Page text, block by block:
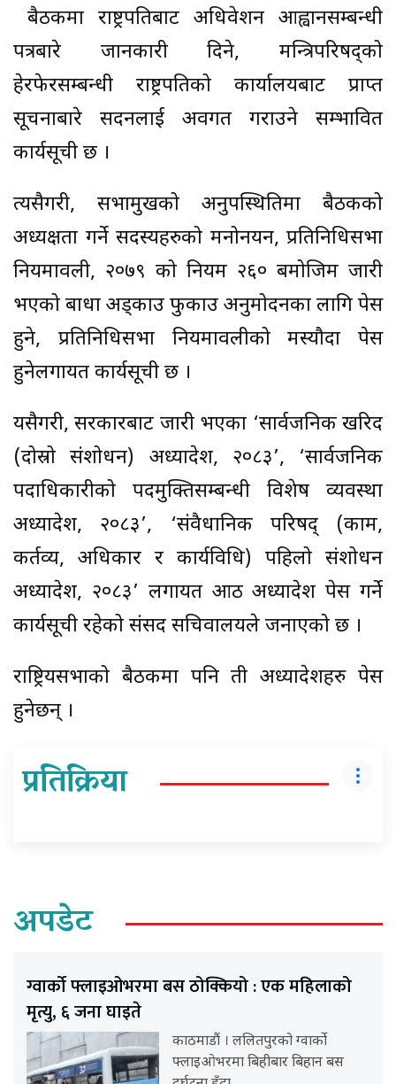
बैठकमा राष्ट्रपतिबाट अधिवेशन आह्वानसम्बन्धी
पत्रबारे जानकारी दिने, मन्त्रिपरिषद्को
हेरफेरसम्बन्धी राष्ट्रपतिको कार्यालयबाट प्राप्त
सूचनाबारे सदनलाई अवगत गराउने सम्भावित
कार्यसूची छ ।
त्यसैगरी, सभामुखको अनुपस्थितिमा बैठकको
अध्यक्षता गर्ने सदस्यहरुको मनोनयन, प्रतिनिधिसभा
नियमावली, २०७९ को नियम २६० बमोजिम जारी
भएको बाधा अड्काउ फुकाउ अनुमोदनका लागि पेस
हुने, प्रतिनिधिसभा नियमावलीको मस्यौदा पेस
हुनेलगायत कार्यसूची छ ।
यसैगरी, सरकारबाट जारी भएका ‘सार्वजनिक खरिद
(दोस्रो संशोधन) अध्यादेश, २०८३’, ‘सार्वजनिक
पदाधिकारीको पदमुक्तिसम्बन्धी विशेष व्यवस्था
अध्यादेश, २०८३’, ‘संवैधानिक परिषद् (काम,
कर्तव्य, अधिकार र कार्यविधि) पहिलो संशोधन
अध्यादेश, २०८३’ लगायत आठ अध्यादेश पेस गर्ने
कार्यसूची रहेको संसद सचिवालयले जनाएको छ ।
राष्ट्रियसभाको बैठकमा पनि ती अध्यादेशहरु पेस
हुनेछन् ।
प्रतिक्रिया
अपडेट
ग्वार्को फ्लाइओभरमा बस ठोक्कियो : एक महिलाको
मृत्यु, ६ जना घाइते
काठमाडौं । ललितपुरको ग्वार्को
फ्लाइओभरमा बिहीबार बिहान बस